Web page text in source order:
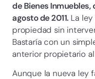
de Bienes Inmuebles,
agosto de 2011.La ley
propiedad sin
Bastaría con un
anterior propietario
Aunque la nueva ley